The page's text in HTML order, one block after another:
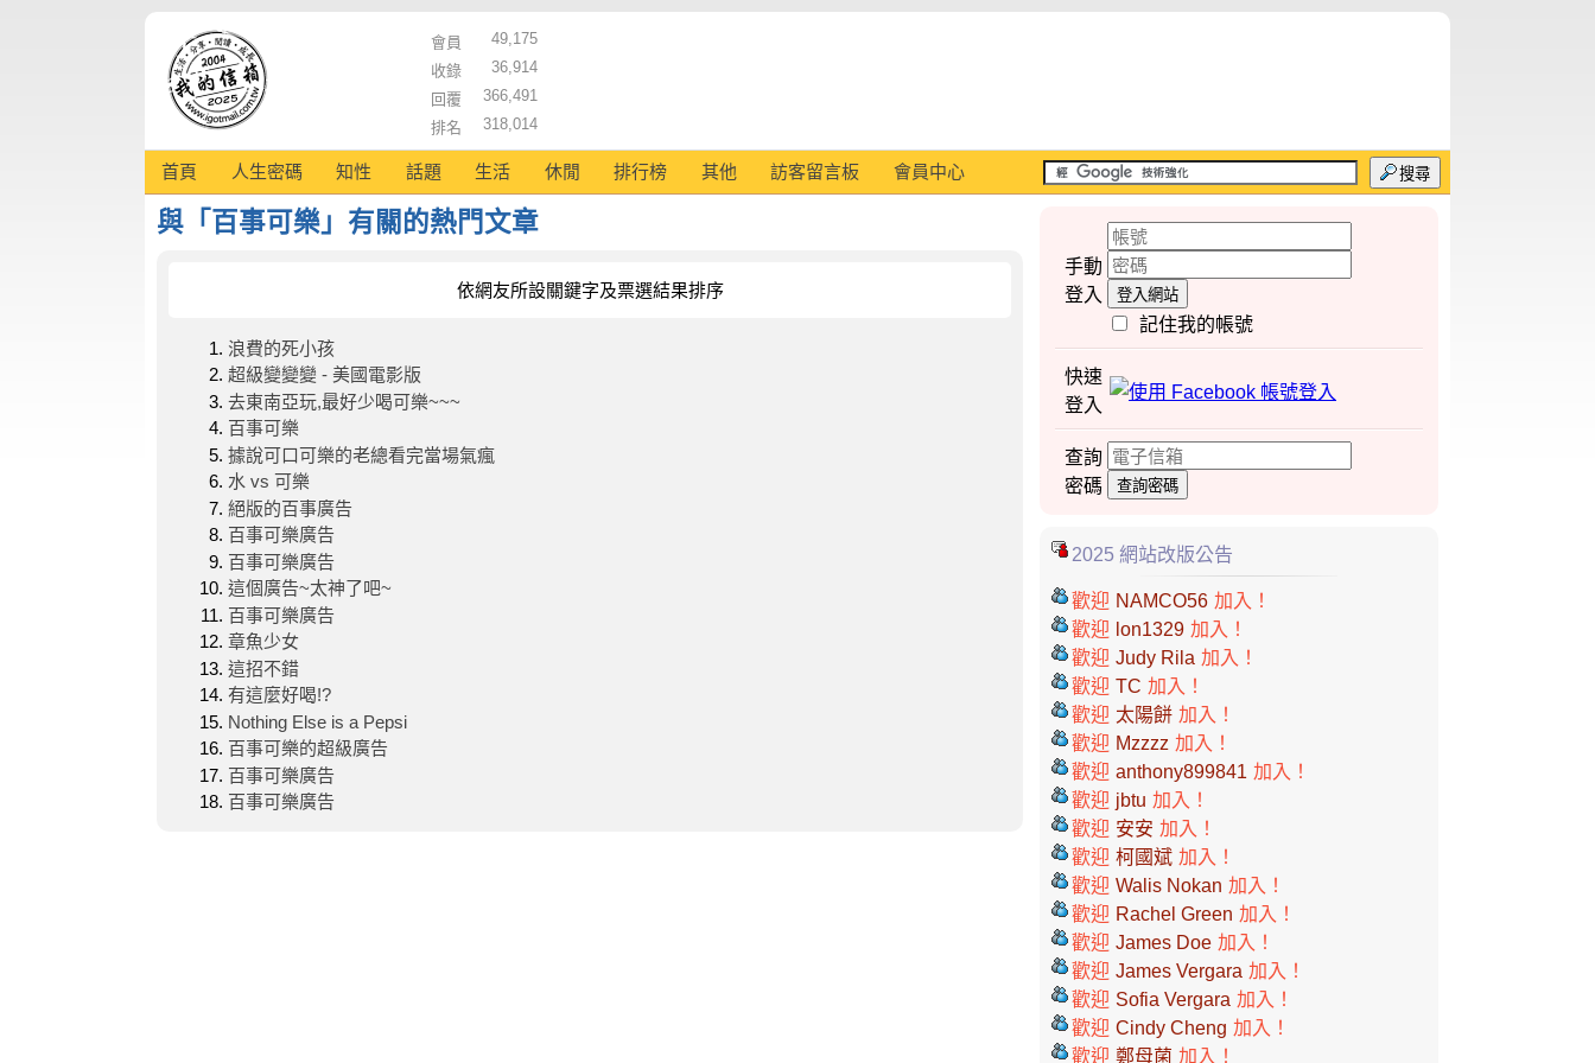
會員
49,175
收錄
36,914
回覆
366,491
排名
318,014
首頁 人生密碼 知性 話題 生活 休閒 排行榜 其他 訪客留言板 會員中心 搜尋
與「百事可樂」有關的熱門文章
依網友所設關鍵字及票選結果排序
浪費的死小孩
超級變變變 - 美國電影版
去東南亞玩,最好少喝可樂~~~
百事可樂
據說可口可樂的老總看完當場氣瘋
水 vs 可樂
絕版的百事廣告
百事可樂廣告
百事可樂廣告
這個廣告~太神了吧~
百事可樂廣告
章魚少女
這招不錯
有這麼好喝!?
Nothing Else is a Pepsi
百事可樂的超級廣告
百事可樂廣告
百事可樂廣告
手動
登入
登入網站
記住我的帳號
快速
登入
查詢
密碼
查詢密碼
2025 網站改版公告
歡迎 NAMCO56 加入！
歡迎 lon1329 加入！
歡迎 Judy Rila 加入！
歡迎 TC 加入！
歡迎 太陽餅 加入！
歡迎 Mzzzz 加入！
歡迎 anthony899841 加入！
歡迎 jbtu 加入！
歡迎 安安 加入！
歡迎 柯國斌 加入！
歡迎 Walis Nokan 加入！
歡迎 Rachel Green 加入！
歡迎 James Doe 加入！
歡迎 James Vergara 加入！
歡迎 Sofia Vergara 加入！
歡迎 Cindy Cheng 加入！
歡迎 鄭母菌 加入！